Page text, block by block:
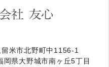
米市北野町中1156-1
県大野城市南ヶ丘5丁目